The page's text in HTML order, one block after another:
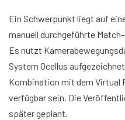
Ein Schwerpunkt liegt auf
manuell durchgeführte
Es nutzt
System Ocellus
Kombination mit dem Virtual
verfügbar sein. Die
später geplant.